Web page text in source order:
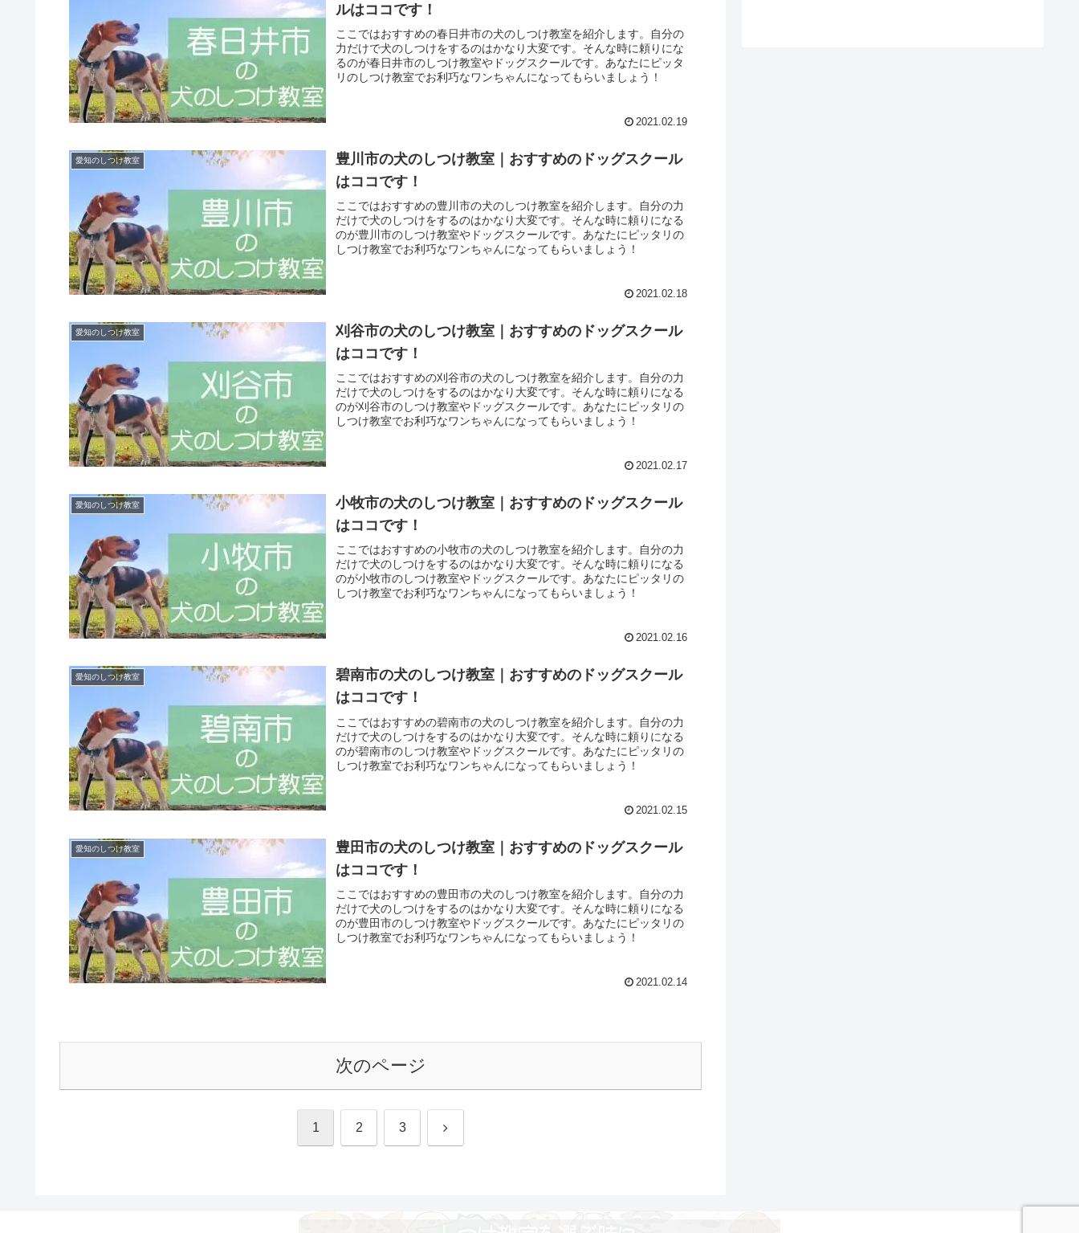
ルはココです！
ここではおすすめの春日井市の犬のしつけ教室を紹介します。自分の
力だけで犬のしつけをするのはかなり大変です。そんな時に頼りにな
るのが春日井市のしつけ教室やドッグスクールです。あなたにピッタ
リのしつけ教室でお利巧なワンちゃんになってもらいましょう！
2021.02.19
愛知のしつけ教室
豊川市の犬のしつけ教室｜おすすめのドッグスクール
はココです！
ここではおすすめの豊川市の犬のしつけ教室を紹介します。自分の力
だけで犬のしつけをするのはかなり大変です。そんな時に頼りになる
のが豊川市のしつけ教室やドッグスクールです。あなたにピッタリの
しつけ教室でお利巧なワンちゃんになってもらいましょう！
2021.02.18
愛知のしつけ教室
刈谷市の犬のしつけ教室｜おすすめのドッグスクール
はココです！
ここではおすすめの刈谷市の犬のしつけ教室を紹介します。自分の力
だけで犬のしつけをするのはかなり大変です。そんな時に頼りになる
のが刈谷市のしつけ教室やドッグスクールです。あなたにピッタリの
しつけ教室でお利巧なワンちゃんになってもらいましょう！
2021.02.17
愛知のしつけ教室
小牧市の犬のしつけ教室｜おすすめのドッグスクール
はココです！
ここではおすすめの小牧市の犬のしつけ教室を紹介します。自分の力
だけで犬のしつけをするのはかなり大変です。そんな時に頼りになる
のが小牧市のしつけ教室やドッグスクールです。あなたにピッタリの
しつけ教室でお利巧なワンちゃんになってもらいましょう！
2021.02.16
愛知のしつけ教室
碧南市の犬のしつけ教室｜おすすめのドッグスクール
はココです！
ここではおすすめの碧南市の犬のしつけ教室を紹介します。自分の力
だけで犬のしつけをするのはかなり大変です。そんな時に頼りになる
のが碧南市のしつけ教室やドッグスクールです。あなたにピッタリの
しつけ教室でお利巧なワンちゃんになってもらいましょう！
2021.02.15
愛知のしつけ教室
豊田市の犬のしつけ教室｜おすすめのドッグスクール
はココです！
ここではおすすめの豊田市の犬のしつけ教室を紹介します。自分の力
だけで犬のしつけをするのはかなり大変です。そんな時に頼りになる
のが豊田市のしつけ教室やドッグスクールです。あなたにピッタリの
しつけ教室でお利巧なワンちゃんになってもらいましょう！
2021.02.14
次のページ
1 2 3 次